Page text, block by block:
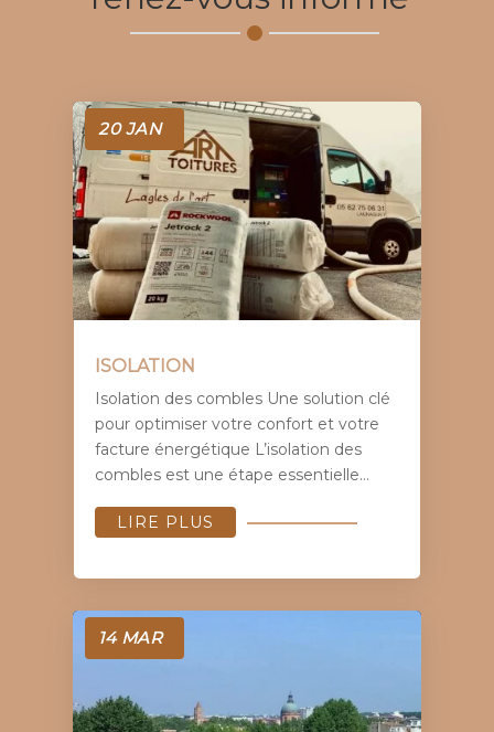
ISOLATION
20 JAN
Isolation des combles Une solution clé
pour optimiser votre confort et votre
facture énergétique L’isolation des
combles est une étape essentielle...
LIRE PLUS
14 MAR